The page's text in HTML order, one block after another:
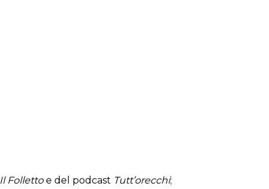
Il Follettoe del podcast Tutt’orecchi;